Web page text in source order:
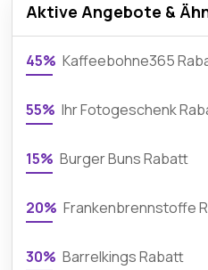
Aktive Angebote &
45% Kaffeebohne365
55% Ihr Fotogeschenk
15% Burger Buns Rabatt
20% Frankenbrennstoffe
30% Barrelkings Rabatt